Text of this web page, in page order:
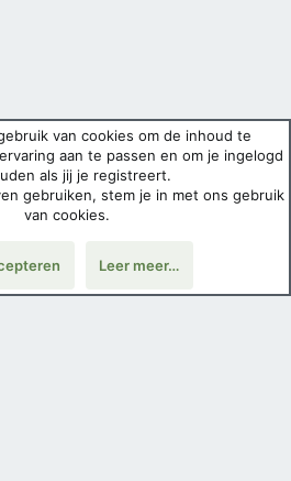
van cookies om de inhoud te
aan te passen en om je ingelogd
als jij je registreert.
gebruiken, stem je in met ons gebruik
van cookies.
Leer meer…